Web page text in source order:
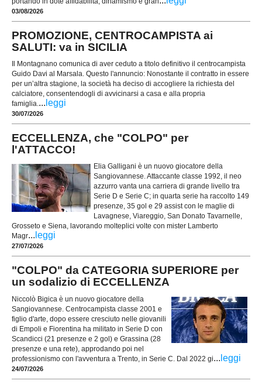
03/08/2026
PROMOZIONE, CENTROCAMPISTA ai
SALUTI: va in SICILIA
Il Montagnano comunica di aver ceduto a titolo definitivo il centrocampista
Guido Davi al Marsala. Questo l'annuncio: Nonostante il contratto in essere
per un’altra stagione, la società ha deciso di accogliere la richiesta del
calciatore, consentendogli di avvicinarsi a casa e alla propria
famiglia.... leggi
30/07/2026
ECCELLENZA, che "COLPO" per
l'ATTACCO!
Elia Galligani è un nuovo giocatore della
Sangiovannese. Attaccante classe 1992, il neo
azzurro vanta una carriera di grande livello tra
Serie D e Serie C; in quarta serie ha raccolto 149
presenze, 35 gol e 29 assist con le maglie di
Lavagnese, Viareggio, San Donato Tavarnelle,
Grosseto e Siena, lavorando molteplici volte con mister Lamberto
Magr... leggi
27/07/2026
"COLPO" da CATEGORIA SUPERIORE per
un sodalizio di ECCELLENZA
Niccolò Bigica è un nuovo giocatore della
Sangiovannese. Centrocampista classe 2001 e
figlio d'arte, dopo essere cresciuto nelle giovanili
di Empoli e Fiorentina ha militato in Serie D con
Scandicci (21 presenze e 2 gol) e Grassina (28
presenze e una rete), approdando poi nel
professionismo con l'avventura a Trento, in Serie C. Dal 2022 gi... leggi
24/07/2026